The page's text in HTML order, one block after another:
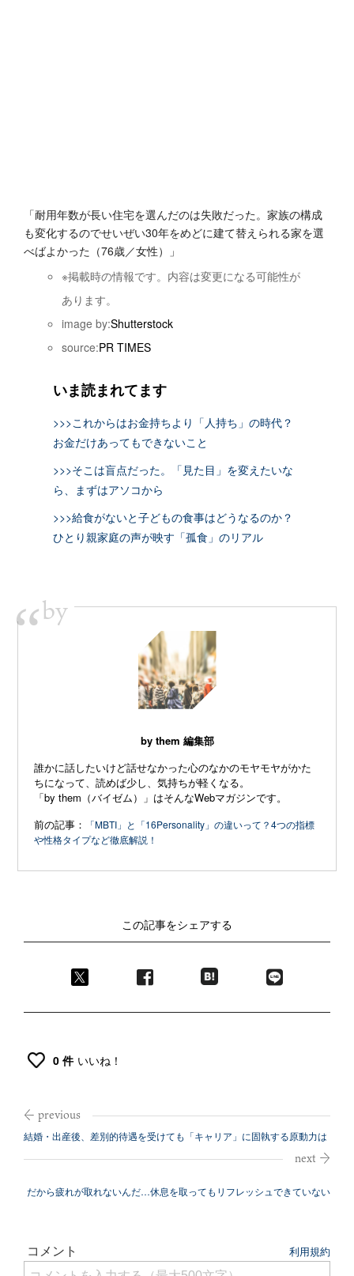
「耐用年数が長い住宅を選んだのは失敗だった。家族の構成
も変化するのでせいぜい30年をめどに建て替えられる家を選
べばよかった（76歳／女性）」
※掲載時の情報です。内容は変更になる可能性が
あります。
image by:Shutterstock
source:PR TIMES
いま読まれてます
>>>これからはお金持ちより「人持ち」の時代？
お金だけあってもできないこと
>>>そこは盲点だった。「見た目」を変えたいな
ら、まずはアソコから
>>>給食がないと子どもの食事はどうなるのか？
ひとり親家庭の声が映す「孤食」のリアル
“by
by them 編集部
誰かに話したいけど話せなかった心のなかのモヤモヤがかた
ちになって、読めば少し、気持ちが軽くなる。
「by them（バイゼム）」はそんなWebマガジンです。
前の記事：
「MBTI」と「16Personality」の違いって？4つの指標
や性格タイプなど徹底解説！
この記事をシェアする
0 件 いいね！
結婚・出産後、差別的待遇を受けても「キャリア」に固執する原動力は
だから疲れが取れないんだ…休息を取ってもリフレッシュできていない